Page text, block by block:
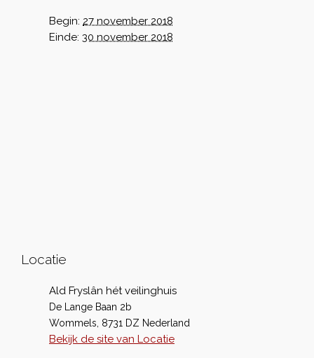
Begin: 27 november 2018
Einde: 30 november 2018
Locatie
Ald Fryslân hét veilinghuis
De Lange Baan 2b
Wommels 8731 DZ Nederland
Bekijk de site van Locatie